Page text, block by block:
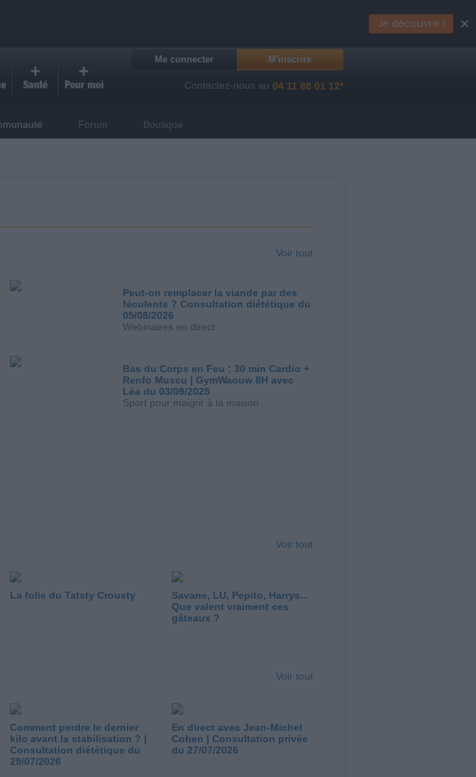
Me connecter M'inscrire
Contactez-nous au 04 11 88 01 12*
Forum Boutique
Voir tout
Peut-on remplacer la viande par des
féculents ? Consultation diététique du
05/08/2026
Webinaires en direct
Bas du Corps en Feu : 30 min Cardio +
Renfo Muscu | GymWaouw 8H avec
Léa du 03/09/2025
Sport pour maigrir à la maison
Voir tout
La folie du Tatsty Crousty
Savane, LU, Pepito, Harrys...
Que valent vraiment ces
gâteaux ?
Voir tout
Comment perdre le dernier
kilo avant la stabilisation ? |
Consultation diététique du
29/07/2026
En direct avec Jean-Michel
Cohen | Consultation privée
du 27/07/2026
Je découvre ! ×